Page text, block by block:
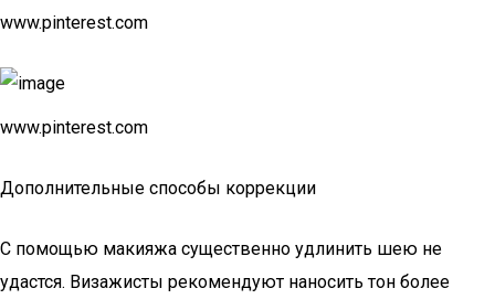
www.pinterest.com
www.pinterest.com
Дополнительные способы коррекции
С помощью макияжа существенно удлинить шею не
удастся. Визажисты рекомендуют наносить тон более